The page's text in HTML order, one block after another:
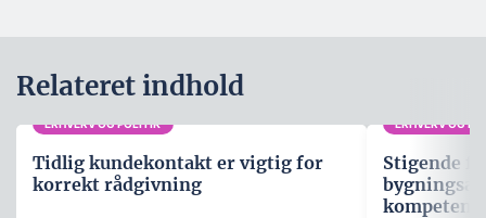
Relateret indhold
ERHVERV OG POLITIK
Tidlig kundekontakt er vigtig for
korrekt rådgivning
ERHVERV OG
Stigende